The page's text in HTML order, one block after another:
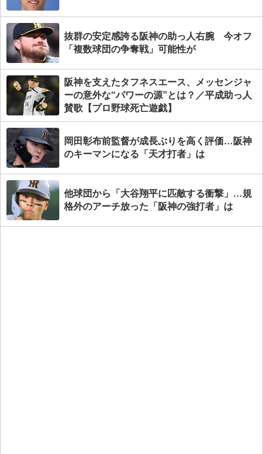
抜群の安定感誇る阪神の助っ人右腕 今オフ
「複数球団の争奪戦」可能性が
阪神を支えたタフネスエース、メッセンジャ
ーの意外な“パワーの源”とは？／平成助っ人
賛歌【プロ野球死亡遊戯】
岡田彰布前監督が成長ぶりを高く評価…阪神
のキーマンになる「天才打者」は
他球団から「大谷翔平に匹敵する衝撃」…規
格外のアーチ放った「阪神の強打者」は